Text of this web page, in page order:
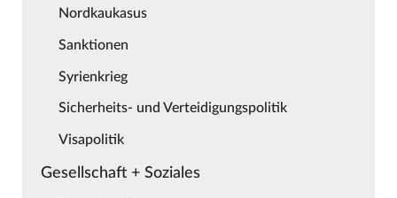
Nordkaukasus
Sanktionen
Syrienkrieg
Sicherheits- und Verteidigungspolitik
Visapolitik
Gesellschaft + Soziales